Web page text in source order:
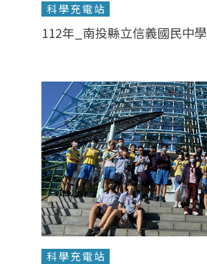
科學充電站
112年_南投縣立信義國民中學
科學充電站